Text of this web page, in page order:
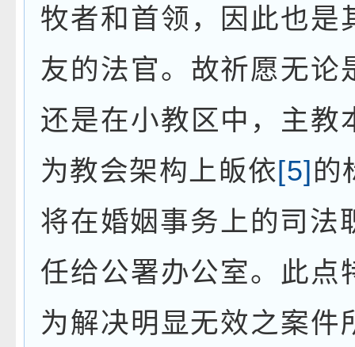
牧者和首领，因此也是
友的法官。故祈愿无论
还是在小教区中，主教
为教会架构上皈依[5]的
将在婚姻事务上的司 法
任给公署办公室。此点
为解决明显无效之案件